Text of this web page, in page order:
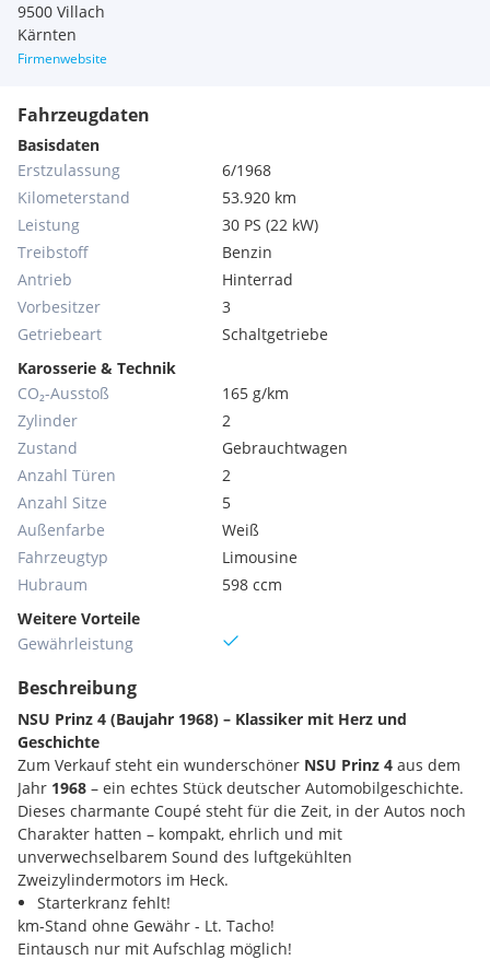
9500 Villach
Kärnten
Firmenwebsite
Fahrzeugdaten
Basisdaten
Erstzulassung
6/1968
Kilometerstand
53.920 km
Leistung
30 PS (22 kW)
Treibstoff
Benzin
Antrieb
Hinterrad
Vorbesitzer
3
Getriebeart
Schaltgetriebe
Karosserie & Technik
CO₂-Ausstoß
165 g/km
Zylinder
2
Zustand
Gebrauchtwagen
Anzahl Türen
2
Anzahl Sitze
5
Außenfarbe
Weiß
Fahrzeugtyp
Limousine
Hubraum
598 ccm
Weitere Vorteile
Gewährleistung
Beschreibung
NSU Prinz 4 (Baujahr 1968) – Klassiker mit Herz und
Geschichte
Zum Verkauf steht ein wunderschöner NSU Prinz 4 aus dem
Jahr 1968 – ein echtes Stück deutscher Automobilgeschichte.
Dieses charmante Coupé steht für die Zeit, in der Autos noch
Charakter hatten – kompakt, ehrlich und mit
unverwechselbarem Sound des luftgekühlten
Zweizylindermotors im Heck.
Starterkranz fehlt!
km-Stand ohne Gewähr - Lt. Tacho!
Eintausch nur mit Aufschlag möglich!